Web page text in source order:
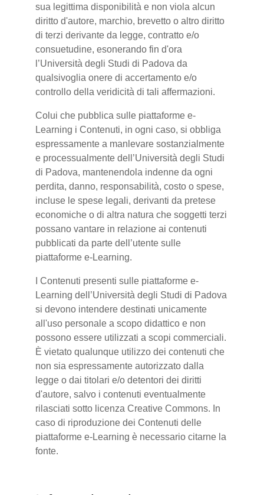
sua legittima disponibilità e non viola alcun
diritto d'autore, marchio, brevetto o altro diritto
di terzi derivante da legge, contratto e/o
consuetudine, esonerando fin d'ora
l’Università degli Studi di Padova da
qualsivoglia onere di accertamento e/o
controllo della veridicità di tali affermazioni.
Colui che pubblica sulle piattaforme e-
Learning i Contenuti, in ogni caso, si obbliga
espressamente a manlevare sostanzialmente
e processualmente dell’Università degli Studi
di Padova, mantenendola indenne da ogni
perdita, danno, responsabilità, costo o spese,
incluse le spese legali, derivanti da pretese
economiche o di altra natura che soggetti terzi
possano vantare in relazione ai contenuti
pubblicati da parte dell’utente sulle
piattaforme e-Learning.
I Contenuti presenti sulle piattaforme e-
Learning dell’Università degli Studi di Padova
si devono intendere destinati unicamente
all'uso personale a scopo didattico e non
possono essere utilizzati a scopi commerciali.
È vietato qualunque utilizzo dei contenuti che
non sia espressamente autorizzato dalla
legge o dai titolari e/o detentori dei diritti
d'autore, salvo i contenuti eventualmente
rilasciati sotto licenza Creative Commons. In
caso di riproduzione dei Contenuti delle
piattaforme e-Learning è necessario citarne la
fonte.